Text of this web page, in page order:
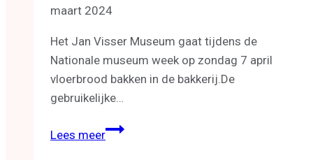
maart 2024
Het Jan Visser Museum gaat tijdens de
Nationale museum week op zondag 7 april
vloerbrood bakken in de bakkerij.De
gebruikelijke…
Lees meerBezoek